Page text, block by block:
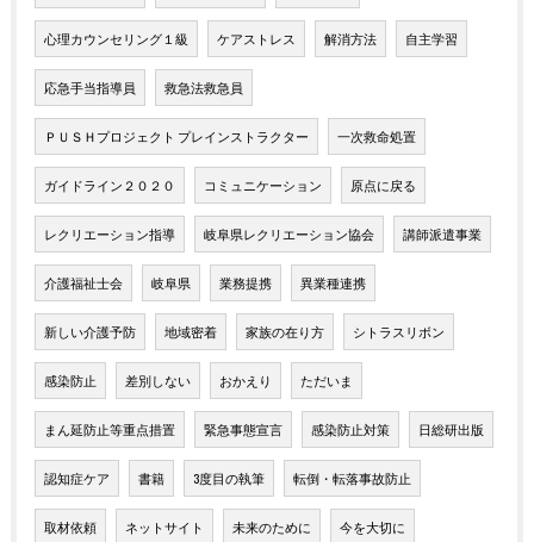
心理カウンセリング１級 ケアストレス 解消方法 自主学習
応急手当指導員 救急法救急員
ＰＵＳＨプロジェクト プレインストラクター 一次救命処置
ガイドライン２０２０ コミュニケーション 原点に戻る
レクリエーション指導 岐阜県レクリエーション協会 講師派遣事業
介護福祉士会 岐阜県 業務提携 異業種連携
新しい介護予防 地域密着 家族の在り方 シトラスリボン
感染防止 差別しない おかえり ただいま
まん延防止等重点措置 緊急事態宣言 感染防止対策 日総研出版
認知症ケア 書籍 3度目の執筆 転倒・転落事故防止
取材依頼 ネットサイト 未来のために 今を大切に